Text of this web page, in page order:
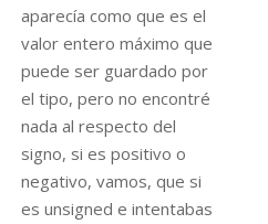
aparecía como que es el
valor entero máximo que
puede ser guardado por
el tipo, pero no encontré
nada al respecto del
signo, si es positivo o
negativo, vamos, que si
es unsigned e intentabas